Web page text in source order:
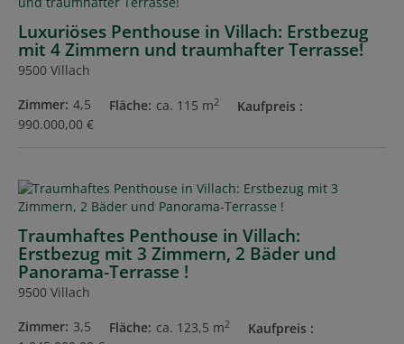
Luxuriöses Penthouse in Villach: Erstbezug
mit 4 Zimmern und traumhafter Terrasse!
9500 Villach
Zimmer 4,5 Fläche ca. 115 m2
Kaufpreis
990.000,00 €
Traumhaftes Penthouse in Villach:
Erstbezug mit 3 Zimmern, 2 Bäder und
Panorama-Terrasse !
9500 Villach
Zimmer 3,5 Fläche ca. 123,5 m2
Kaufpreis